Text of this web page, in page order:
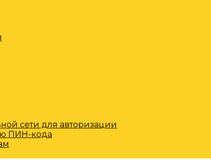
сети для авторизации
ПИН-кода